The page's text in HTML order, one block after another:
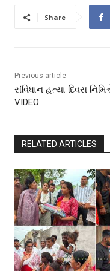
Share
Previous article
સંવિધાન હત્યા દિવસ
VIDEO
RELATED ARTICLES